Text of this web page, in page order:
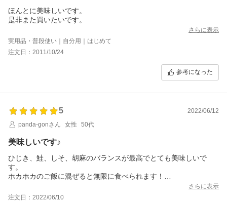
ほんとに美味しいです。
是非また買いたいです。
さらに表示
実用品・普段使い｜自分用｜はじめて
注文日：2011/10/24
参考になった
5
2022/06/12
panda-gonさん
女性 50代
美味しいです♪
ひじき、鮭、しそ、胡麻のバランスが最高でとても美味しいで
す。
ホカホカのご飯に混ぜると無限に食べられます！
福井へ行くと必ずかかみやさんで購入しいるので、ネットで購入
できるのはとても嬉しいです。
さらに表示
注文日：2022/06/10